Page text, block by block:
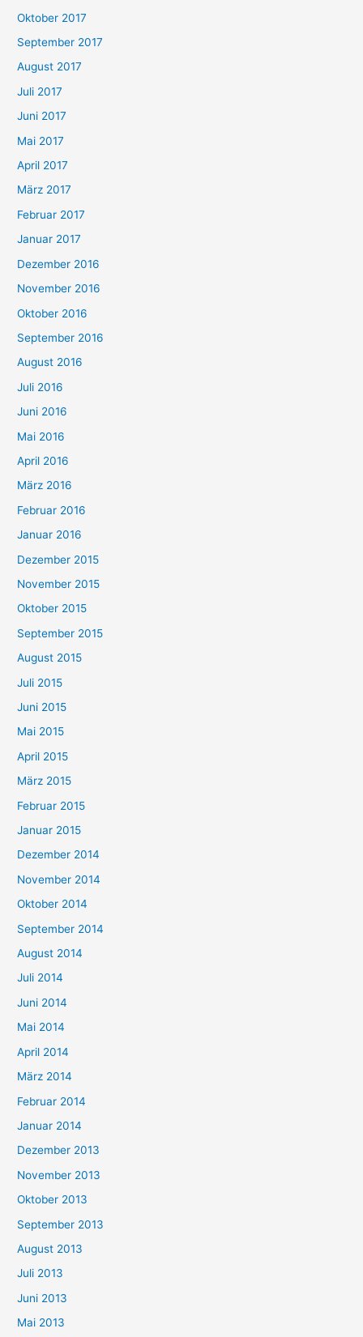
Oktober 2017
September 2017
August 2017
Juli 2017
Juni 2017
Mai 2017
April 2017
März 2017
Februar 2017
Januar 2017
Dezember 2016
November 2016
Oktober 2016
September 2016
August 2016
Juli 2016
Juni 2016
Mai 2016
April 2016
März 2016
Februar 2016
Januar 2016
Dezember 2015
November 2015
Oktober 2015
September 2015
August 2015
Juli 2015
Juni 2015
Mai 2015
April 2015
März 2015
Februar 2015
Januar 2015
Dezember 2014
November 2014
Oktober 2014
September 2014
August 2014
Juli 2014
Juni 2014
Mai 2014
April 2014
März 2014
Februar 2014
Januar 2014
Dezember 2013
November 2013
Oktober 2013
September 2013
August 2013
Juli 2013
Juni 2013
Mai 2013